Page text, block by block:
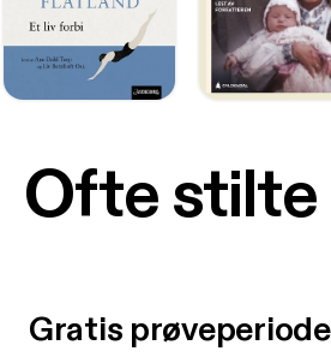
Ofte stilte
Gratis prøveperiode